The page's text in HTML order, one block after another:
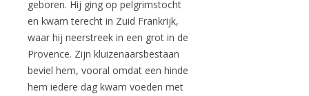
geboren. Hij ging op pelgrimstocht
en kwam terecht in Zuid Frankrijk,
waar hij neerstreek in een grot in de
Provence. Zijn kluizenaarsbestaan
beviel hem, vooral omdat een hinde
hem iedere dag kwam voeden met